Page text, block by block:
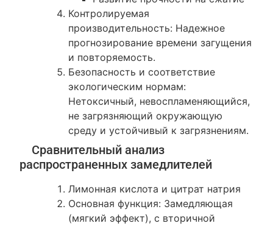
Контролируемая
производительность: Надежное
прогнозирование времени загущения
и повторяемость.
Безопасность и соответствие
экологическим нормам:
Нетоксичный, невоспламеняющийся,
не загрязняющий окружающую
среду и устойчивый к загрязнениям.
Сравнительный анализ
распространенных замедлителей
Лимонная кислота и цитрат натрия
Основная функция: Замедляющая
(мягкий эффект), с вторичной